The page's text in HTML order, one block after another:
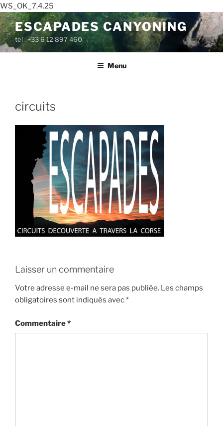
WS_OK_7.4.25
Aller
au
contenu
principal
ESCAPADES CANYONING
tel : +33 6 12 897 460
Menu
circuits
Laisser un commentaire
Votre adresse e-mail ne sera pas publiée. Les champs
obligatoires sont indiqués avec*
Commentaire*